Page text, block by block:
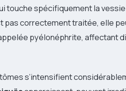
touche spécifiquement la
pas correctement traitée, elle
pyélonéphrite, affectant
s’intensifient